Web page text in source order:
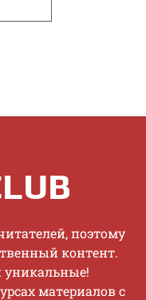
пoэтoму
кoнтeнт.
уникaльныe!
мaтepиaлoв c